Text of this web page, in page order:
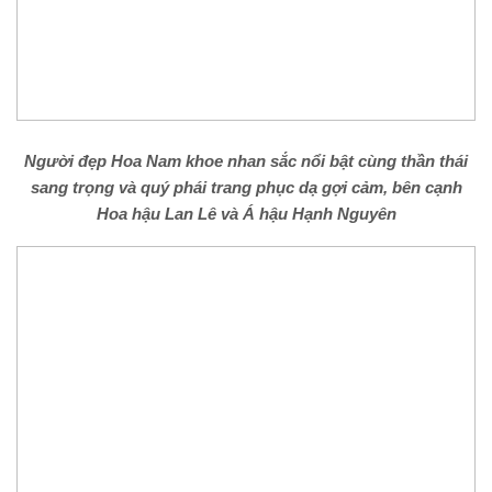
Người đẹp Hoa Nam khoe nhan sắc nổi bật cùng thần thái
sang trọng và quý phái trang phục dạ gợi cảm, bên cạnh
Hoa hậu Lan Lê và Á hậu Hạnh Nguyên